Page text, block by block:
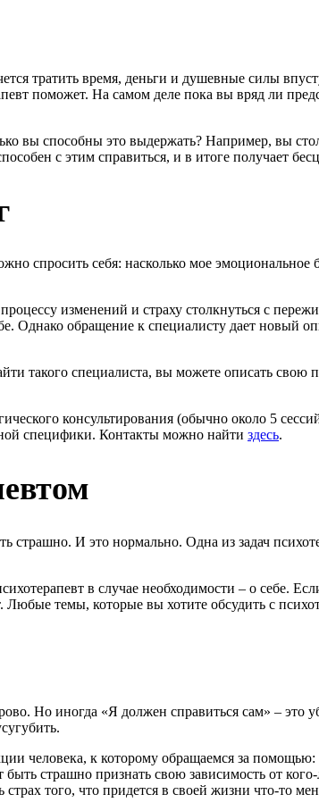
тратить время, деньги и душевные силы
поможет. На самом деле пока вы вряд ли
вы способны это выдержать? Например, вы
с этим справиться, и в итоге получает
спросить себя: насколько мое
изменений и страху столкнуться с
Однако обращение к специалисту дает новый
такого специалиста, вы можете описать свою
консультирования (обычно около 5
специфики. Контакты можно найти здесь.
И это нормально. Одна из задач
в случае необходимости – о себе.
Любые темы, которые вы хотите обсудить с
Но иногда «Я должен справиться сам» – это
человека, к которому обращаемся за
страшно признать свою зависимость от
того, что придется в своей жизни что-то